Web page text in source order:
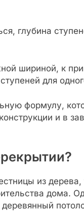
глубина
шириной, к
для
формулу,
и в
из
дома.